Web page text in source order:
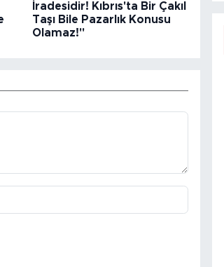
İradesidir! Kıbrıs'ta Bir Çakıl
Taşı Bile Pazarlık Konusu
Olamaz!"